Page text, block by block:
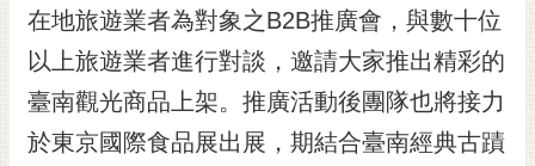
通
位
置
在地旅遊業者為對象之B2B推廣會，與數十位
以上旅遊業者進行對談，邀請大家推出精彩的
臺南觀光商品上架。推廣活動後團隊也將接力
於東京國際食品展出展，期結合臺南經典古蹟